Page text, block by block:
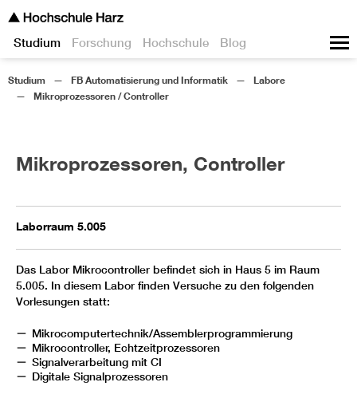
Studium Forschung Hochschule Blog
Studium FB Automatisierung und Informatik
Labore
Mikroprozessoren / Controller
Mikroprozessoren, Controller
Laborraum 5.005
Das Labor Mikrocontroller befindet sich in Haus 5 im Raum
5.005. In diesem Labor finden Versuche zu den folgenden
Vorlesungen statt:
Mikrocomputertechnik/Assemblerprogrammierung
Mikrocontroller, Echtzeitprozessoren
Signalverarbeitung mit CI
Digitale Signalprozessoren